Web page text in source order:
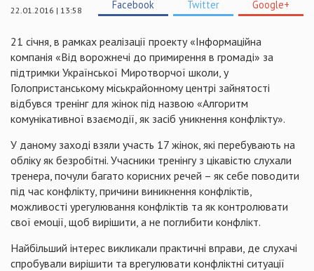
22.01.2016 | 13:58 Facebook Twitter Google+
21 січня, в рамках реалізації проекту «Інформаційна
компанія «Від ворожнечі до примирення в громаді» за
підтримки Української Миротворчої школи, у
Голопристанському міськрайонномуцентрі зайнятості
відбувся тренінг для жінок під назвою «Алгоритм
комунікативної взаємодії, як засіб уникнення конфлікту».
У даному заході взяли участь 17 жінок, які перебувають на
обліку як безробітні. Учасники тренінгу з цікавістю слухали
тренера, почули багато корисних речей – як себе поводити
під час конфлікту, причини виникнення конфліктів,
можливості урегулювання конфліктів та як контролювати
свої емоції, щоб вирішити, а не поглибити конфлікт.
Найбільший інтерес викликали практичні вправи, де слухачі
спробували вирішити та врегулювати конфліктні ситуації